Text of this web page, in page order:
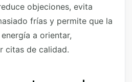
objeciones, evita
frías y permite que la
a orientar,
citas de calidad.